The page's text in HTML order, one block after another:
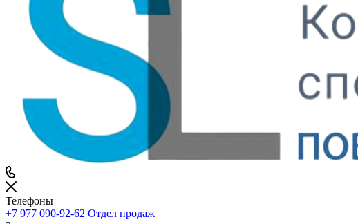
Телефоны
+7 977 090-92-62 Отдел продаж